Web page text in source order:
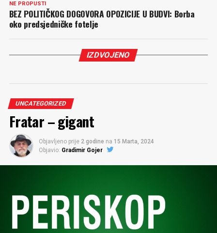
NE PROPUSTI
BEZ POLITIČKOG DOGOVORA OPOZICIJE U BUDVI: Borba
oko predsjedničke fotelje
IZDVOJENO
UNCATEGORIZED
Fratar – gigant
Objavljeno prije 2 godine na 15 Marta, 2024
Objavio: Gradimir Gojer